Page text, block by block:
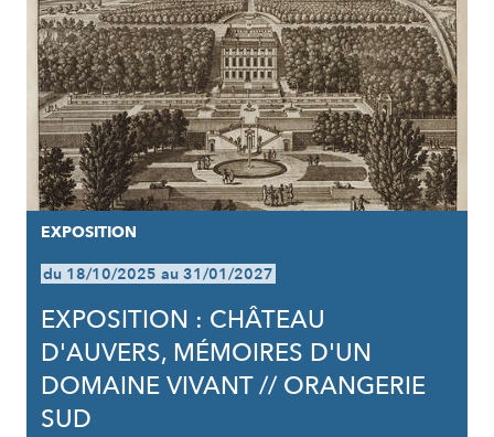
EXPOSITION
du 18/10/2025 au 31/01/2027
EXPOSITION : CHÂTEAU
D'AUVERS, MÉMOIRES D'UN
DOMAINE VIVANT // ORANGERIE
SUD